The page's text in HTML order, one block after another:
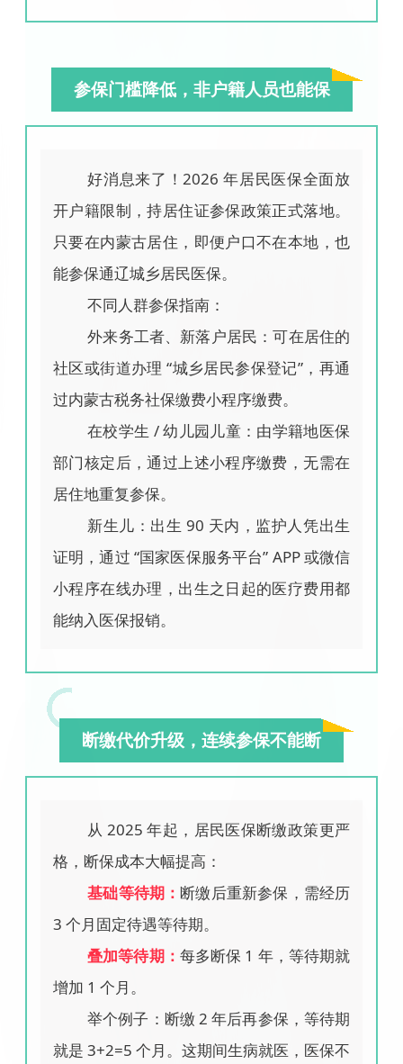
参保门槛降低，非户籍人员也能保
好消息来了！2026 年居民医保全面放
开户籍限制，持居住证参保政策正式落地。
只要在内蒙古居住，即便户口不在本地，也
能参保通辽城乡居民医保。
不同人群参保指南：
外来务工者、新落户居民：可在居住的
社区或街道办理 “城乡居民参保登记”，再通
过内蒙古税务社保缴费小程序缴费。
在校学生 / 幼儿园儿童：由学籍地医保
部门核定后，通过上述小程序缴费，无需在
居住地重复参保。
新生儿：出生 90 天内，监护人凭出生
证明，通过 “国家医保服务平台” APP 或微信
小程序在线办理，出生之日起的医疗费用都
能纳入医保报销。
断缴代价升级，连续参保不能断
从 2025 年起，居民医保断缴政策更严
格，断保成本大幅提高：
基础等待期：断缴后重新参保，需经历
3 个月固定待遇等待期。
叠加等待期： 每多断保 1 年，等待期就
增加 1 个月。
举个例子：断缴 2 年后再参保，等待期
就是 3+2=5 个月。这期间生病就医，医保不